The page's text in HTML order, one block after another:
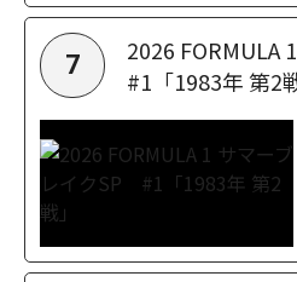
7
2026 FORMULA
#1「1983年 第2